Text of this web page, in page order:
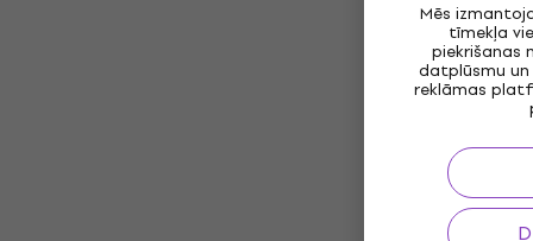
Mēs
tīmekļa
piekrišanas
datplūsmu
reklāmas